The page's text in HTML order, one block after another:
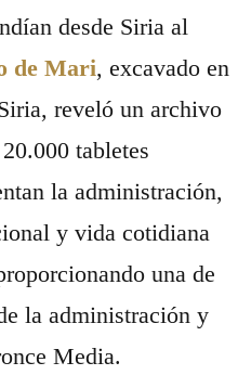
desde Siria al
de Mari, excavado en
reveló un archivo
tabletes
la administración,
y vida cotidiana
una de
la administración y
Media.